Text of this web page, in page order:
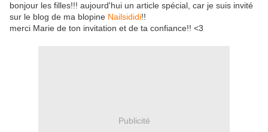
bonjour les filles!!! aujourd'hui un article spécial, car je suis invité
sur le blog de ma blopine Nailsididi!!
merci Marie de ton invitation et de ta confiance!! <3
Publicité